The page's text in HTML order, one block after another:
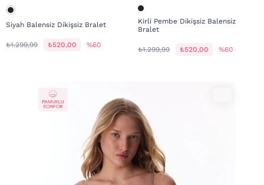
Siyah Balensiz Dikişsiz Bralet
₺1.299,99 ₺520,00 %60
Kirli Pembe Dikişsiz Balensiz
Bralet
₺1.299,99 ₺520,00 %60